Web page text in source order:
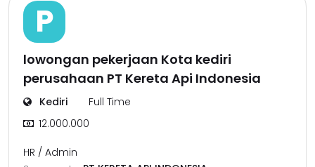
P
lowongan pekerjaan Kota kediri
perusahaan PT Kereta Api Indonesia
Kediri
Full Time
12.000.000
HR / Admin